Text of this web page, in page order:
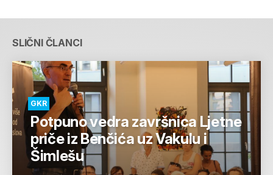
SLIČNI ČLANCI
GKR
Potpuno vedra završnica Ljetne
priče iz Benčića uz Vakulu i
Šimlešu